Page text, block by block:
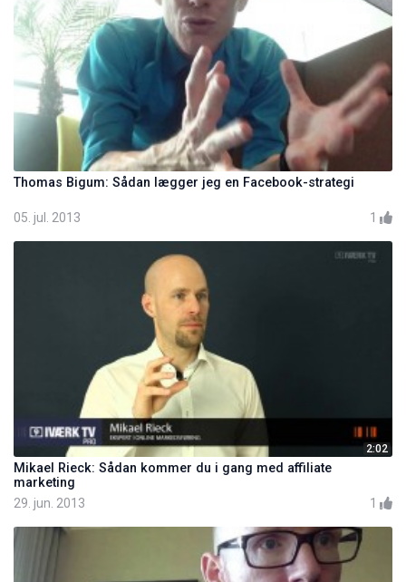
Thomas Bigum: Sådan lægger jeg en Facebook-strategi
05. jul. 2013 1
2:02
Mikael Rieck: Sådan kommer du i gang med affiliate
marketing
29. jun. 2013 1